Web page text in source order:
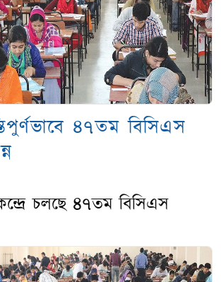
৪৭তম বিসিএস
চলছে ৪৭তম বিসিএস